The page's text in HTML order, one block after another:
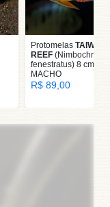
Protomelas TAIWAN
REEF
fenestratus) 8 cm
MACHO
R$ 89,00